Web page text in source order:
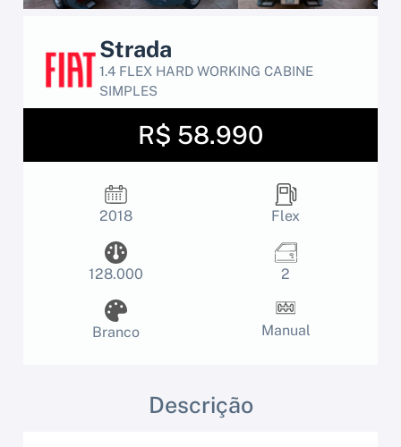
Strada
1.4 FLEX HARD WORKING CABINE
SIMPLES
R$ 58.990
2018 Flex
128.000 2
Branco Manual
Descrição